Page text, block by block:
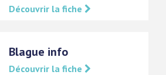
Découvrir la fiche
Blague info
Découvrir la fiche